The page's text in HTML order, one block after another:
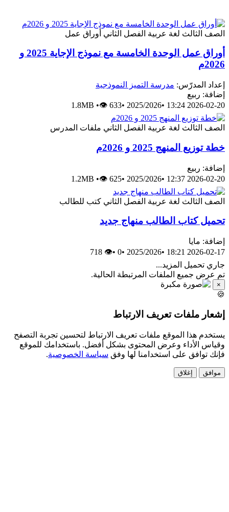
لغة عربية الفصل الثاني أوراق عمل
أوراق عمل الوحدة الخامسة مع نموذج الإجاية 2025 و
مدرسة التميز النموذجية
2026-
•
2025/2026
•
1.8MB • 👁 633
لغة عربية الفصل الثاني ملفات المدرس
2025 و 2026م
2026-
•
2025/2026
•
1.2MB • 👁 625
لغة عربية الفصل الثاني كتب للطالب
كتاب الطالب منهاج جديد
2026-
•
2025/2026
•
0
•
👁 718
المزيد...
الملفات المرتبطة الحالية.
تعريف الارتباط
هذا الموقع ملفات تعريف الارتباط لتحسين تجربة التصفح
وعرض المحتوى بشكل أفضل. باستخدامك للموقع
على استخدامنا لها وفق سياسة الخصوصية.
إغلاق